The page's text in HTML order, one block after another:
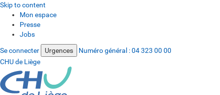
Skip to content
Mon espace
Presse
Jobs
Se connecter Urgences Numéro général :04 323 00 00
CHU de Liège